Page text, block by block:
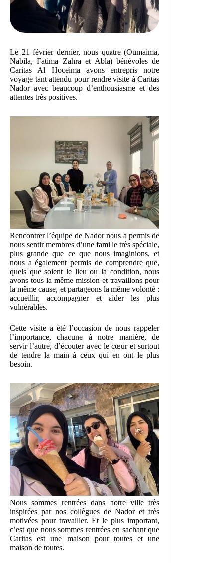
Le 21 février dernier, nous quatre (Oumaima,
Nabila, Fatima Zahra et Abla) bénévoles de
Caritas Al Hoceima avons entrepris notre
voyage tant attendu pour rendre visite à Caritas
Nador avec beaucoup d’enthousiasme et des
attentes très positives.
Rencontrer l’équipe de Nador nous a permis de
nous sentir membres d’une famille très spéciale,
plus grande que ce que nous imaginions, et
nous a également permis de comprendre que,
quels que soient le lieu ou la condition, nous
avons tous la même mission et travaillons pour
la même cause, et partageons la même volonté :
accueillir, accompagner et aider les plus
vulnérables.
Cette visite a été l’occasion de nous rappeler
l’importance, chacune à notre manière, de
servir l’autre, d’écouter avec le cœur et surtout
de tendre la main à ceux qui en ont le plus
besoin.
Nous sommes rentrées dans notre ville très
inspirées par nos collègues de Nador et très
motivées pour travailler. Et le plus important,
c’est que nous sommes rentrées en sachant que
Caritas est une maison pour toutes et une
maison de toutes.